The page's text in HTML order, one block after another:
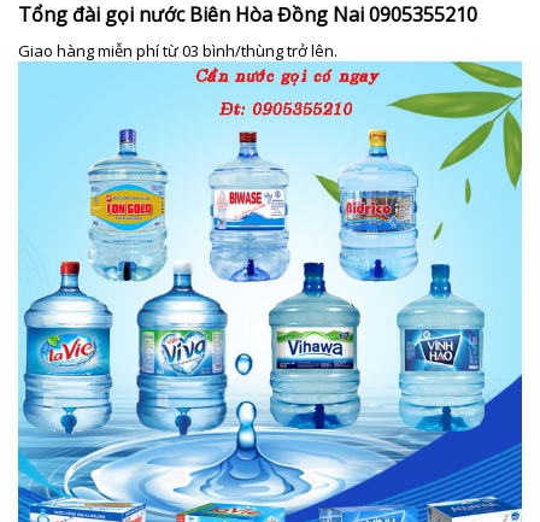
Tổng đài gọi nước Biên Hòa Đồng Nai 0905355210
Giao hàng miễn phí từ 03 bình/thùng trở lên.